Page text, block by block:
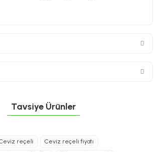
resim, ürün açıklamalarında ve diğer konularda
noktaları öneri formunu kullanarak tarafımıza
için teşekkür ederiz.
Tavsiye Ürünler
reçeli Ceviz reçeli fiyatı